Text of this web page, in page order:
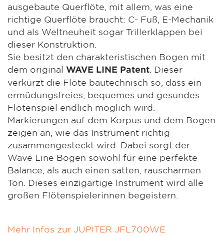
ausgebaute Querflöte, mit allem, was eine
richtige Querflöte braucht: C- Fuß, E-Mechanik
und als Weltneuheit sogar Trillerklappen bei
dieser Konstruktion.
Sie besitzt den charakteristischen Bogen mit
dem original WAVE LINE Patent . Dieser
verkürzt die Flöte bautechnisch so, dass ein
ermüdungsfreies, bequemes und gesundes
Flötenspiel endlich möglich wird.
Markierungen auf dem Korpus und dem Bogen
zeigen an, wie das Instrument richtig
zusammengesteckt wird. Dabei sorgt der
Wave Line Bogen sowohl für eine perfekte
Balance, als auch einen satten, rauscharmen
Ton. Dieses einzigartige Instrument wird alle
großen Flötenspielerinnen begeistern.
Mehr Infos zur JUPITER JFL700WE